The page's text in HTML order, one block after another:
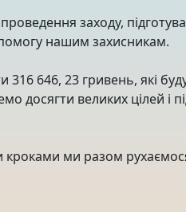
заходу,
нашим захисникам.
316 646, 23 гривень, які
досягти великих цілей і
ми разом